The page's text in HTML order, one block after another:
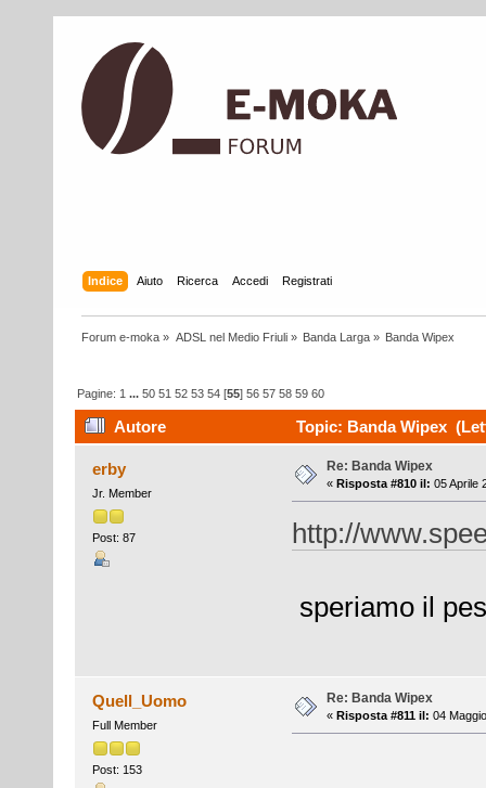
Indice Aiuto Ricerca Accedi Registrati
Forum e-moka » ADSL nel Medio Friuli» Banda Larga» Banda Wipex
Pagine: 1 ...50 51 52 53 54 [55]56 57 58 59 60
Autore Topic: Banda Wipex
erby
Jr. Member
Post: 87
Re: Banda Wipex
« Risposta #810 il: 05 Aprile
http://
speriamo il
Quell_Uomo
Full Member
Post: 153
Re: Banda Wipex
« Risposta #811 il: 04